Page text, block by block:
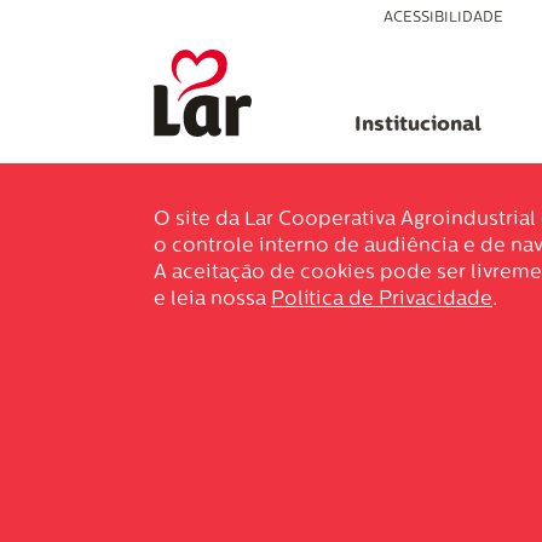
ACESSIBILIDADE
Institucional
O site da Lar Cooperativa
o controle interno de audiência e de
A aceitação de cookies pode ser
e leia nossa Política de Privacidade.